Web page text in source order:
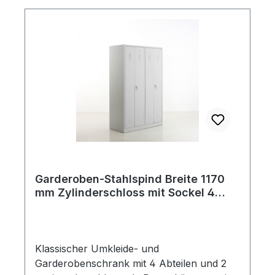
Garderoben-Stahlspind Breite 1170
mm Zylinderschloss mit Sockel 4
Klassischer Umkleide- und
Garderobenschrank mit 4 Abteilen und 2